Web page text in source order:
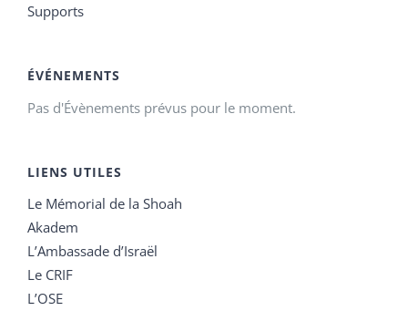
Supports
ÉVÉNEMENTS
Pas d'Évènements prévus pour le moment.
LIENS UTILES
Le Mémorial de la Shoah
Akadem
L’Ambassade d’Israël
Le CRIF
L’OSE